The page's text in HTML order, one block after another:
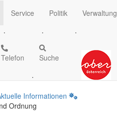
Service
.
Politik
.
Verwaltung
.
Telefon
Suche
.
Informationen
Ordnung